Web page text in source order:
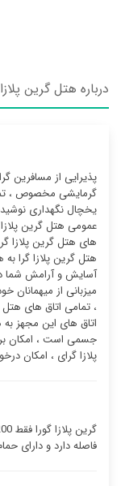
درباره هتل گرین
پذیرایی از مسافرین
گرمایشی مخصوص ،
یخچال نگهداری
عمومی هتل گرین
های هتل گرین پلازا
هتل گرین پلازا گرا
آسایش و آرامش شما
میزبانی از میهمانان
، تمامی اتاق های
اتاق های این مجهز به
جسمی است ، امکان
پلازا گرای ، امکان
فاصله دارد و دارای